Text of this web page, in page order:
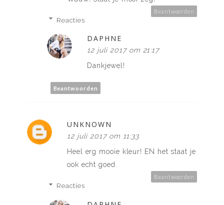
Beantwoorden
Reacties
DAPHNE
12 juli 2017 om 21:17
Dankjewel!
Beantwoorden
UNKNOWN
12 juli 2017 om 11:33
Heel erg mooie kleur! EN het staat je
ook echt goed.
Beantwoorden
Reacties